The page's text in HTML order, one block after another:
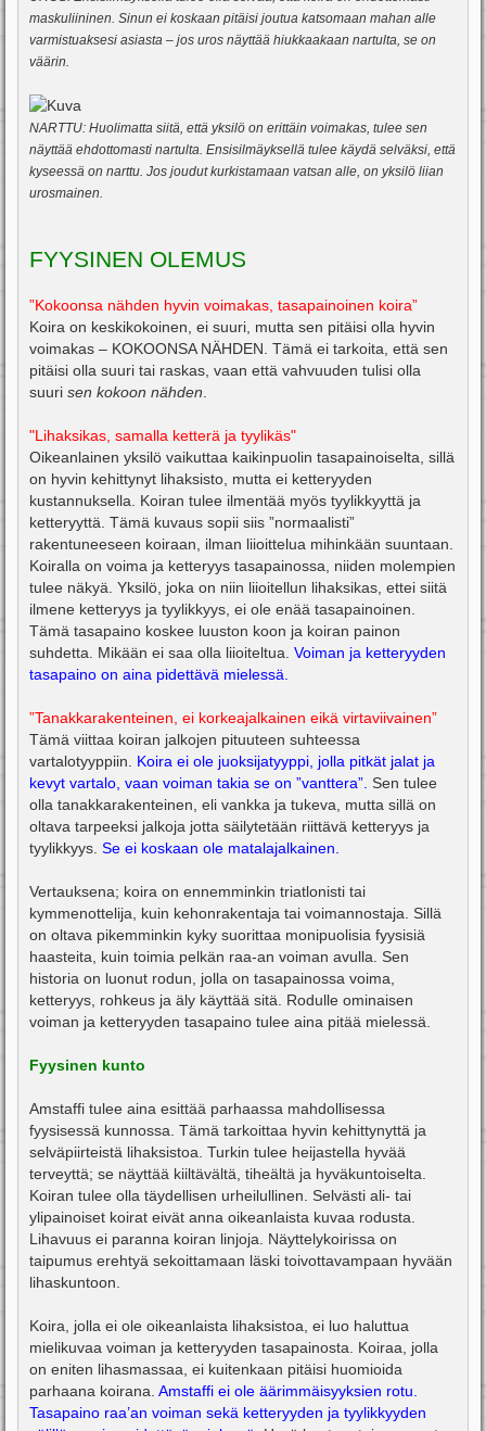
maskuliininen. Sinun ei koskaan pitäisi joutua katsomaan mahan alle
varmistuaksesi asiasta – jos uros näyttää hiukkaakaan nartulta, se on
väärin.
NARTTU: Huolimatta siitä, että yksilö on erittäin voimakas, tulee sen
näyttää ehdottomasti nartulta. Ensisilmäyksellä tulee käydä selväksi, että
kyseessä on narttu. Jos joudut kurkistamaan vatsan alle, on yksilö liian
urosmainen.
FYYSINEN OLEMUS
”Kokoonsa nähden hyvin voimakas, tasapainoinen koira”
Koira on keskikokoinen, ei suuri, mutta sen pitäisi olla hyvin
voimakas – KOKOONSA NÄHDEN. Tämä ei tarkoita, että sen
pitäisi olla suuri tai raskas, vaan että vahvuuden tulisi olla
suuri sen kokoon nähden.
"Lihaksikas, samalla ketterä ja tyylikäs"
Oikeanlainen yksilö vaikuttaa kaikinpuolin tasapainoiselta, sillä
on hyvin kehittynyt lihaksisto, mutta ei ketteryyden
kustannuksella. Koiran tulee ilmentää myös tyylikkyyttä ja
ketteryyttä. Tämä kuvaus sopii siis ”normaalisti”
rakentuneeseen koiraan, ilman liioittelua mihinkään suuntaan.
Koiralla on voima ja ketteryys tasapainossa, niiden molempien
tulee näkyä. Yksilö, joka on niin liioitellun lihaksikas, ettei siitä
ilmene ketteryys ja tyylikkyys, ei ole enää tasapainoinen.
Tämä tasapaino koskee luuston koon ja koiran painon
suhdetta. Mikään ei saa olla liioiteltua. Voiman ja ketteryyden
tasapaino on aina pidettävä mielessä.
”Tanakkarakenteinen, ei korkeajalkainen eikä virtaviivainen”
Tämä viittaa koiran jalkojen pituuteen suhteessa
vartalotyyppiin. Koira ei ole juoksijatyyppi, jolla pitkät jalat ja
kevyt vartalo, vaan voiman takia se on ”vanttera”. Sen tulee
olla tanakkarakenteinen, eli vankka ja tukeva, mutta sillä on
oltava tarpeeksi jalkoja jotta säilytetään riittävä ketteryys ja
tyylikkyys. Se ei koskaan ole matalajalkainen.
Vertauksena; koira on ennemminkin triatlonisti tai
kymmenottelija, kuin kehonrakentaja tai voimannostaja. Sillä
on oltava pikemminkin kyky suorittaa monipuolisia fyysisiä
haasteita, kuin toimia pelkän raa-an voiman avulla. Sen
historia on luonut rodun, jolla on tasapainossa voima,
ketteryys, rohkeus ja äly käyttää sitä. Rodulle ominaisen
voiman ja ketteryyden tasapaino tulee aina pitää mielessä.
Fyysinen kunto
Amstaffi tulee aina esittää parhaassa mahdollisessa
fyysisessä kunnossa. Tämä tarkoittaa hyvin kehittynyttä ja
selväpiirteistä lihaksistoa. Turkin tulee heijastella hyvää
terveyttä; se näyttää kiiltävältä, tiheältä ja hyväkuntoiselta.
Koiran tulee olla täydellisen urheilullinen. Selvästi ali- tai
ylipainoiset koirat eivät anna oikeanlaista kuvaa rodusta.
Lihavuus ei paranna koiran linjoja. Näyttelykoirissa on
taipumus erehtyä sekoittamaan läski toivottavampaan hyvään
lihaskuntoon.
Koira, jolla ei ole oikeanlaista lihaksistoa, ei luo haluttua
mielikuvaa voiman ja ketteryyden tasapainosta. Koiraa, jolla
on eniten lihasmassaa, ei kuitenkaan pitäisi huomioida
parhaana koirana. Amstaffi ei ole äärimmäisyyksien rotu.
Tasapaino raa’an voiman sekä ketteryyden ja tyylikkyyden